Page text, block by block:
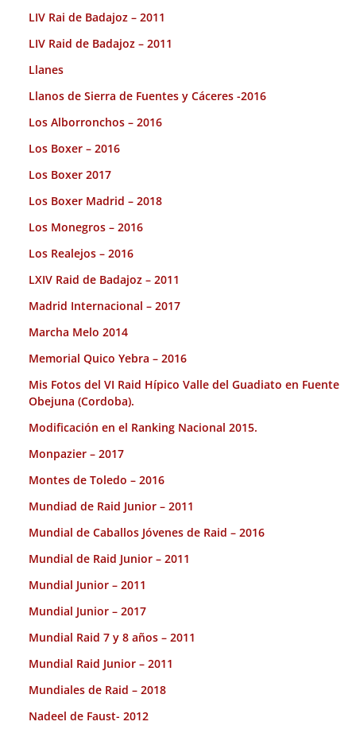
LIV Rai de Badajoz – 2011
LIV Raid de Badajoz – 2011
Llanes
Llanos de Sierra de Fuentes y Cáceres -2016
Los Alborronchos – 2016
Los Boxer – 2016
Los Boxer 2017
Los Boxer Madrid – 2018
Los Monegros – 2016
Los Realejos – 2016
LXIV Raid de Badajoz – 2011
Madrid Internacional – 2017
Marcha Melo 2014
Memorial Quico Yebra – 2016
Mis Fotos del VI Raid Hípico Valle del Guadiato en Fuente
Obejuna (Cordoba).
Modificación en el Ranking Nacional 2015.
Monpazier – 2017
Montes de Toledo – 2016
Mundiad de Raid Junior – 2011
Mundial de Caballos Jóvenes de Raid – 2016
Mundial de Raid Junior – 2011
Mundial Junior – 2011
Mundial Junior – 2017
Mundial Raid 7 y 8 años – 2011
Mundial Raid Junior – 2011
Mundiales de Raid – 2018
Nadeel de Faust- 2012